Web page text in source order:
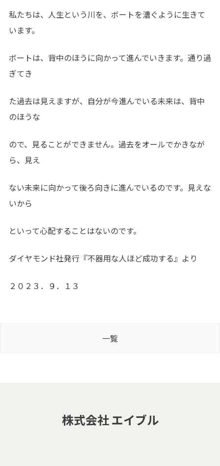
私たちは、人生という川を、ボートを漕ぐように生きて
います。
ボートは、背中のほうに向かって進んでいきます。通り過
ぎてき
た過去は見えますが、自分が今進んでいる未来は、背中
のほうな
ので、見ることができません。過去をオールでかきなが
ら、見え
ない未来に向かって後ろ向きに進んでいるのです。見えな
いから
といって心配することはないのです。
ダイヤモンド社発行『不器用な人ほど成功する』より
２０２３．９．１３
一覧
株式会社 エイブル